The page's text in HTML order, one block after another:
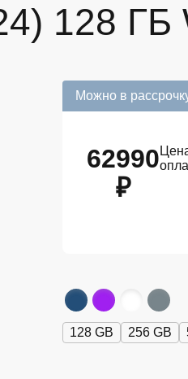
128 ГБ
Можно в
62990
₽
128 GB 256 GB